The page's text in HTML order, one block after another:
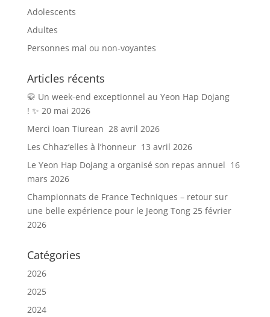
Adolescents
Adultes
Personnes mal ou non-voyantes
Articles récents
🥋 Un week-end exceptionnel au Yeon Hap Dojang
! ✨ 20 mai 2026
Merci Ioan Tiurean 28 avril 2026
Les Chhaz’elles à l’honneur 13 avril 2026
Le Yeon Hap Dojang a organisé son repas annuel 16
mars 2026
Championnats de France Techniques – retour sur
une belle expérience pour le Jeong Tong 25 février
2026
Catégories
2026
2025
2024